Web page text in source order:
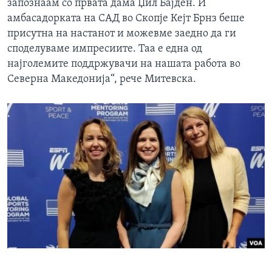
запознаам со првата дама Џил Бајден. И
амбасадорката на САД во Скопје Кејт Брнз беше
присутна на настанот и можевме заедно да ги
споделуваме импресиите. Таа е една од
најголемите поддржувачи на нашата работа во
Северна Македонија“, рече Митевска.